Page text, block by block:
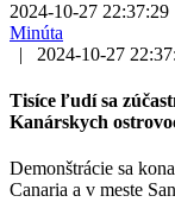
2024-10-27 22:37:29
Minúta
|
2024-10-27
Tisíce ľudí sa
Kanárskych
Demonštrácie sa
Canaria a v meste